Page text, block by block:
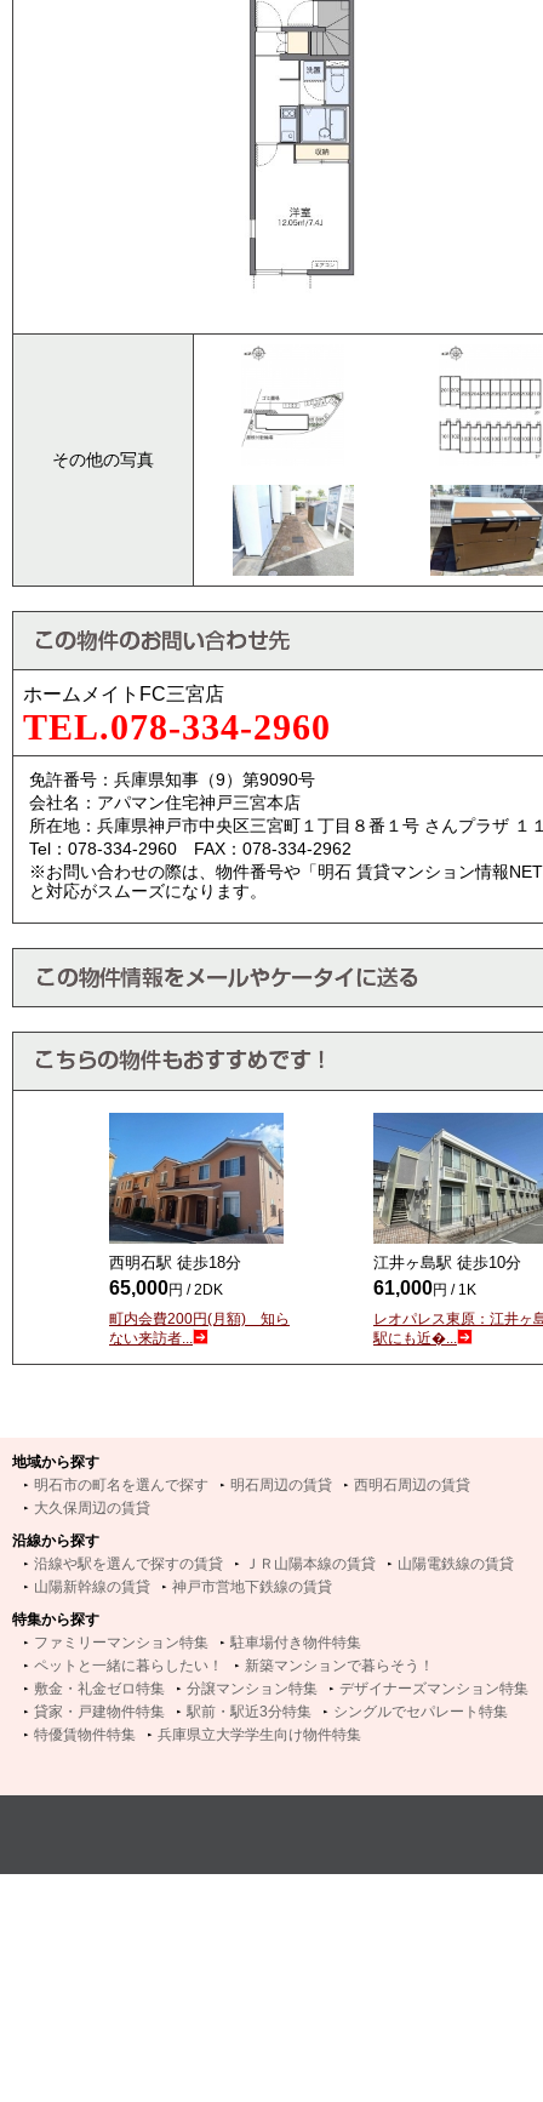
その他の写真
ホームメイトFC三宮店
TEL.078-334-2960
免許番号：兵庫県知事（9）第9090号
会社名：アパマン住宅神戸三宮本店
所在地：兵庫県神戸市中央区三宮町１丁目８番１号 さんプラザ １
Tel：078-334-2960 FAX：078-334-2962
※お問い合わせの際は、物件番号や「明石 賃貸マンション情報
と対応がスムーズになります。
西明石駅 徒歩18分
65,000円 / 2DK
町内会費200円(月額) 知ら
ない来訪者...
江井ヶ島駅 徒歩10分
61,000円 / 1K
レオパレス東原：江井ヶ
駅にも近�...
地域から探す
明石市の町名を選んで探す
明石周辺の賃貸
西明石周辺の賃貸
大久保周辺の賃貸
沿線から探す
沿線や駅を選んで探すの賃貸
ＪＲ山陽本線の賃貸
山陽電鉄線の賃貸
山陽新幹線の賃貸
神戸市営地下鉄線の賃貸
特集から探す
ファミリーマンション特集
駐車場付き物件特集
ペットと一緒に暮らしたい！
新築マンションで暮らそう！
敷金・礼金ゼロ特集
分譲マンション特集
デザイナーズマンション特集
貸家・戸建物件特集
駅前・駅近3分特集
シングルでセパレート特集
特優賃物件特集
兵庫県立大学学生向け物件特集